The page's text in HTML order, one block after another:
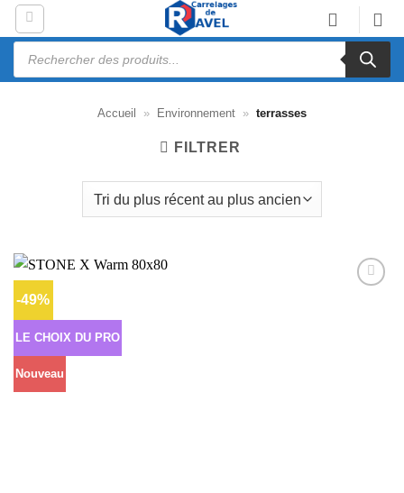
Passer
contenu
Recherche
Accueil » Environnement » terrasses
FILTRER
-49%
LE CHOIX DU PRO
Nouveau